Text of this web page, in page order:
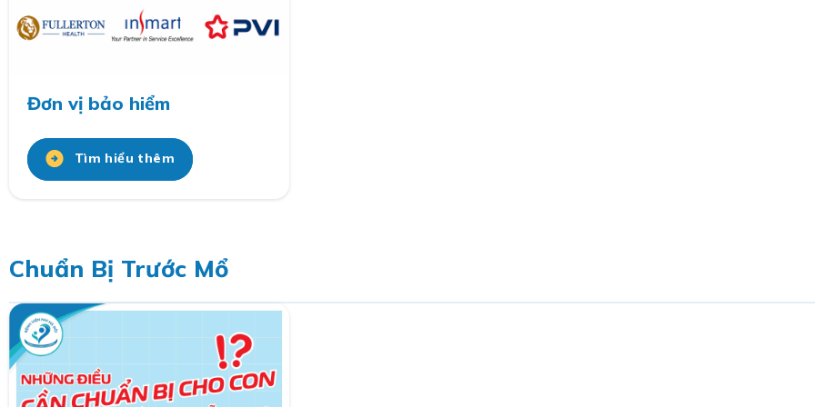
Đơn vị bảo hiểm
Tìm hiểu thêm
Chuẩn Bị Trước Mổ